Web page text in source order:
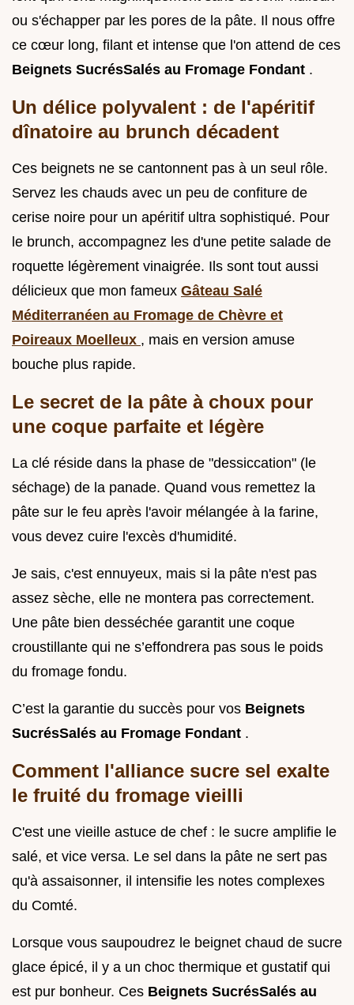
ou s'échapper par les pores de la pâte. Il nous offre
ce cœur long, filant et intense que l'on attend de ces
Beignets SucrésSalés au Fromage Fondant .
Un délice polyvalent : de l'apéritif
dînatoire au brunch décadent
Ces beignets ne se cantonnent pas à un seul rôle.
Servez les chauds avec un peu de confiture de
cerise noire pour un apéritif ultra sophistiqué. Pour
le brunch, accompagnez les d'une petite salade de
roquette légèrement vinaigrée. Ils sont tout aussi
délicieux que mon fameux Gâteau Salé
Méditerranéen au Fromage de Chèvre et
Poireaux Moelleux , mais en version amuse
bouche plus rapide.
Le secret de la pâte à choux pour
une coque parfaite et légère
La clé réside dans la phase de "dessiccation" (le
séchage) de la panade. Quand vous remettez la
pâte sur le feu après l'avoir mélangée à la farine,
vous devez cuire l'excès d'humidité.
Je sais, c'est ennuyeux, mais si la pâte n'est pas
assez sèche, elle ne montera pas correctement.
Une pâte bien desséchée garantit une coque
croustillante qui ne s’effondrera pas sous le poids
du fromage fondu.
C’est la garantie du succès pour vos Beignets
SucrésSalés au Fromage Fondant .
Comment l'alliance sucre sel exalte
le fruité du fromage vieilli
C'est une vieille astuce de chef : le sucre amplifie le
salé, et vice versa. Le sel dans la pâte ne sert pas
qu'à assaisonner, il intensifie les notes complexes
du Comté.
Lorsque vous saupoudrez le beignet chaud de sucre
glace épicé, il y a un choc thermique et gustatif qui
est pur bonheur. Ces Beignets SucrésSalés au